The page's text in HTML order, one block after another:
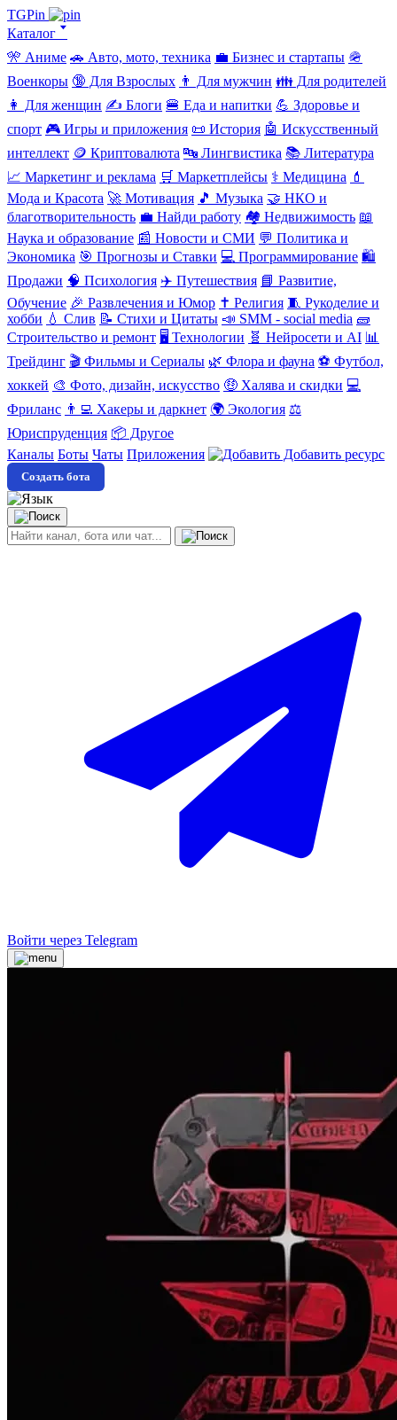
TGPin
Каталог 🢓
🎌 Аниме 🚗 Авто, мото, техника 💼 Бизнес и стартапы 🪖
Военкоры 🔞 Для Взрослых 👨 Для мужчин 👪 Для родителей
👩 Для женщин ✍️ Блоги 🍔 Еда и напитки 💪 Здоровье и
спорт 🎮 Игры и приложения 📜 История 🤖 Искусственный
интеллект 🪙 Криптовалюта 🔤 Лингвистика 📚 Литература
📈 Маркетинг и реклама 🛒 Маркетплейсы ⚕️ Медицина 💄
Мода и Красота 🚀 Мотивация 🎵 Музыка 🤝 НКО и
благотворительность 💼 Найди работу 🏘️ Недвижимость 📖
Наука и образование 📰 Новости и СМИ 💬 Политика и
Экономика 🎯 Прогнозы и Ставки 💻 Программирование 🛍️
Продажи 🧠 Психология ✈️ Путешествия 📘 Развитие,
Обучение 🎉 Развлечения и Юмор ✝️ Религия 🧵 Рукоделие и
хобби 💧 Слив 📝 Стихи и Цитаты 📣 SMM - social media 🧱
Строительство и ремонт 🖥️ Технологии 🧬 Нейросети и AI 📊
Трейдинг 🎬 Фильмы и Сериалы 🌿 Флора и фауна ⚽ Футбол,
хоккей 🎨 Фото, дизайн, искусство 🤑 Халява и скидки 💻
Фриланс 👨‍💻 Хакеры и даркнет 🌍 Экология ⚖️
Юриспруденция 📦 Другое
Каналы Боты Чаты Приложения Добавить ресурс
Создать бота
Войти через Telegram